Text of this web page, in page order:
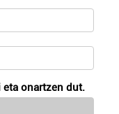
eta onartzen dut.